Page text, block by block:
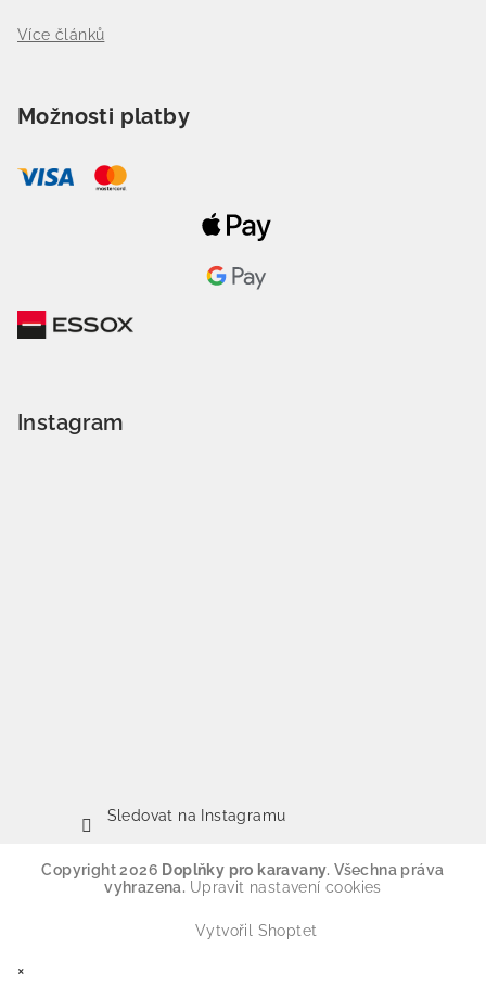
Více článků
Možnosti platby
Instagram
Sledovat na Instagramu
Copyright 2026 Doplňky pro karavany. Všechna práva
vyhrazena. Upravit nastavení cookies
Vytvořil Shoptet
×